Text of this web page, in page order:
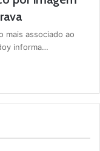
mais associado ao
informa…